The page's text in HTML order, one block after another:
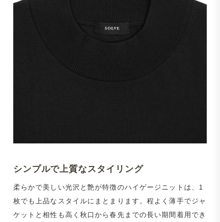
シンプルで上質なスタイリング
柔らかで美しい光沢と艶が特徴のハイゲージニットは、1
枚でも上品なスタイルにまとまります。程よく薄手でジャ
ケットと相性も高く秋口から春先までの長い期間着用でき